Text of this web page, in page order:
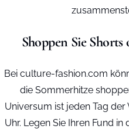
Shoppen Sie
Bei culture-fashion.com
die Sommerhitze
Universum ist jeden Tag
Uhr. Legen Sie Ihren Fund